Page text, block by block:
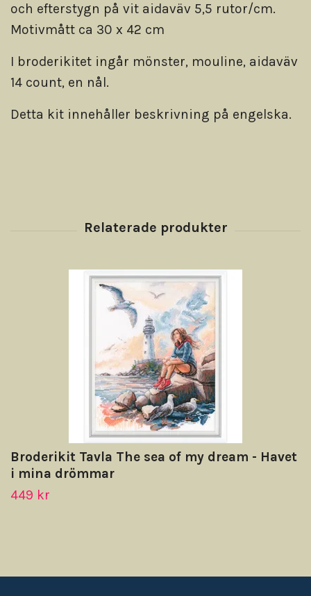
och efterstygn på vit aidaväv 5,5 rutor/cm.
Motivmått ca 30 x 42 cm
I broderikitet ingår mönster, mouline, aidaväv
14 count, en nål.
Detta kit innehåller beskrivning på engelska.
Broderikit Tavla The sea of my dream - Havet
i mina drömmar
449 kr